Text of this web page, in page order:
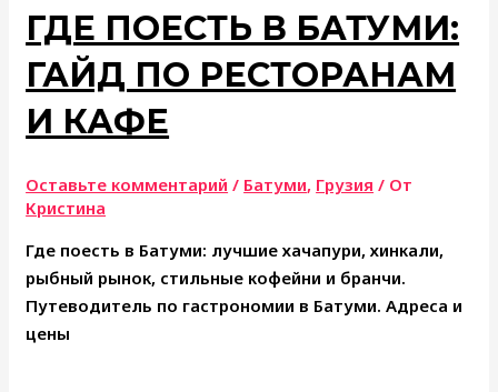
ГДЕ ПОЕСТЬ В БАТУМИ:
ГАЙД ПО РЕСТОРАНАМ
И КАФЕ
Оставьте комментарий / Батуми, Грузия / От
Кристина
Где поесть в Батуми: лучшие хачапури, хинкали,
рыбный рынок, стильные кофейни и бранчи.
Путеводитель по гастрономии в Батуми. Адреса и
цены